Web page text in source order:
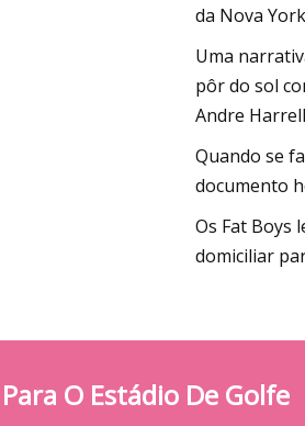
da Nova
Uma
pôr do sol
Andre
Quando se
documento
Os Fat Boys
domiciliar
O Estádio De Golfe